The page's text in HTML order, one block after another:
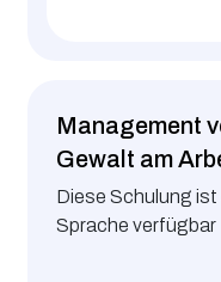
Management
Gewalt am
Diese Schulung
Sprache verfügbar